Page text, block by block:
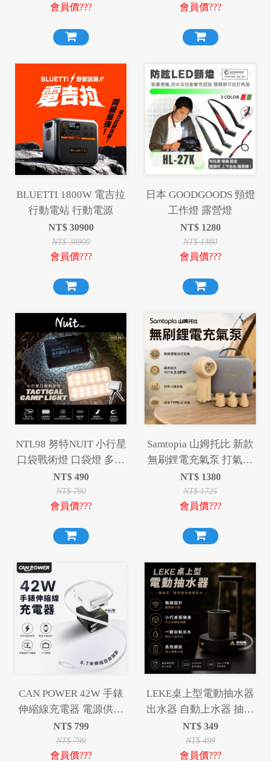
會員價??? 會員價???
BLUETTI 1800W 電吉拉
行動電站 行動電源
NT$ 30900
NT$38900
會員價???
日本 GOODGOODS 頸燈
工作燈 露營燈
NT$ 1280
NT$1380
會員價???
NTL98 努特NUIT 小行星
口袋戰術燈 口袋燈 多功
能露營燈 露營卡片燈 照
明燈 補光燈 磁吸燈 戶外
警示燈
NT$ 490
NT$790
會員價???
Samtopia 山姆托比 新款
無刷鋰電充氣泵 打氣機
充氣機 幫浦
NT$ 1380
NT$1725
會員價???
CAN POWER 42W 手錶
伸縮線充電器 電源供應
器 充電頭
NT$ 799
NT$799
會員價???
LEKE桌上型電動抽水器
出水器 自動上水器 抽水
機
NT$ 349
NT$499
會員價???